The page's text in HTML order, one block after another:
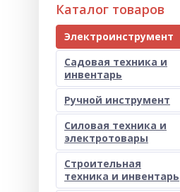
Каталог товаров
Электроинструмент
Садовая техника и
инвентарь
Ручной инструмент
Силовая техника и
электротовары
Строительная
техника и инвентарь